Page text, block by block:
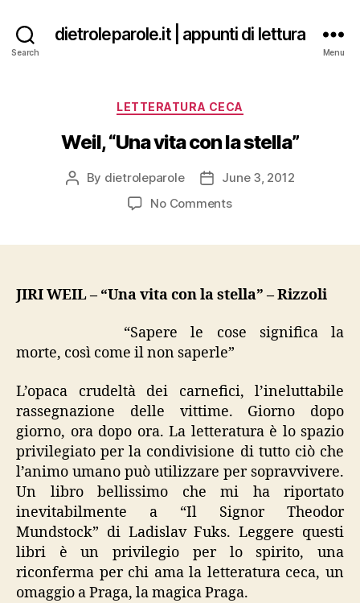
Search
dietroleparole.it | appunti di lettura
Menu
Categories
LETTERATURA CECA
Weil, “Una vita con la stella”
Post
By dietroleparole
PostJune 3, 2012
No Commentson
la
JIRI WEIL – “Una vita con la stella” – Rizzoli
“Sapere le cose significa la
morte, così come il non saperle”
L’opaca crudeltà dei carnefici, l’ineluttabile
rassegnazione delle vittime. Giorno dopo
giorno, ora dopo ora. La letteratura è lo spazio
privilegiato per la condivisione di tutto ciò che
l’animo umano può utilizzare per sopravvivere.
Un libro bellissimo che mi ha riportato
inevitabilmente a “Il Signor Theodor
Mundstock” di Ladislav Fuks. Leggere questi
libri è un privilegio per lo spirito, una
riconferma per chi ama la letteratura ceca, un
omaggio a Praga, la magica Praga.